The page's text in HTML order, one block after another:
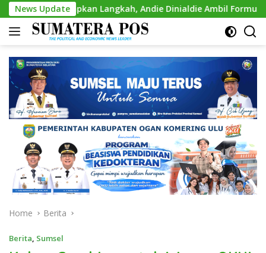
Skip
to
content
News Update
Langkah, Andie Dinialdie Ambil Formulir Pendaftaran
Home Berita
Berita, Sumsel